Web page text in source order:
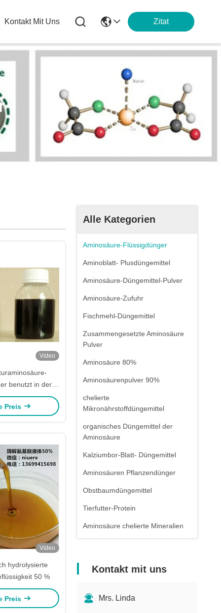
Kontakt Mit Uns Zitat
Alle Kategorien
Aminosäure-Flüssigdünger
Aminoblatt- Plusdüngemittel
Aminosäure-Düngemittel-Pulver
Aminosäure-Zufuhr
Fischmehl-Düngemittel
Zusammengesetzte Aminosäure
Pulver
Aminosäure 80%
Aminosäurenpulver 90%
chelierte
Mikronährstoffdüngemittel
organisches Düngemittel der
Aminosäure
Kalziumbor-Blatt- Düngemittel
Aminosäuren Pflanzendünger
Obstbaumdüngemittel
Tierfutter-Protein
Aminosäure chelierte Mineralien
Kontakt mit uns
Mrs. Linda
Video
benutzt in der
Dunkelheit oder
Farbe
Preis
Video
hydrolysierte
50 %
Preis